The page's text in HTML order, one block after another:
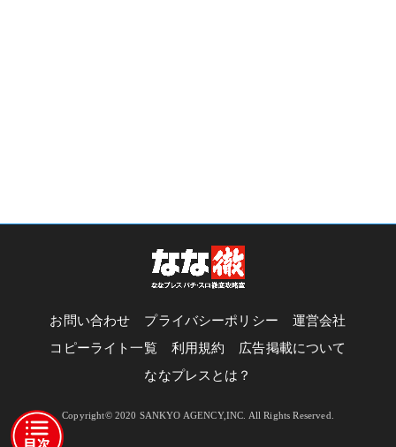
お問い合わせ プライバシーポリシー
運営会社
コピーライト一覧
利用規約
広告掲載について
ななプレスとは？
Copyright© 2020 SANKYO AGENCY,INC. All Rights Reserved.